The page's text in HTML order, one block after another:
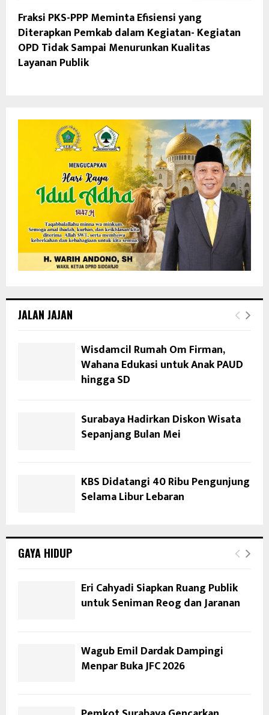
Fraksi PKS-PPP Meminta Efisiensi yang
Diterapkan Pemkab dalam Kegiatan- Kegiatan
OPD Tidak Sampai Menurunkan Kualitas
Layanan Publik
JALAN JAJAN
Wisdamcil Rumah Om Firman,
Wahana Edukasi untuk Anak PAUD
hingga SD
Surabaya Hadirkan Diskon Wisata
Sepanjang Bulan Mei
KBS Didatangi 40 Ribu Pengunjung
Selama Libur Lebaran
GAYA HIDUP
Eri Cahyadi Siapkan Ruang Publik
untuk Seniman Reog dan Jaranan
Wagub Emil Dardak Dampingi
Menpar Buka JFC 2026